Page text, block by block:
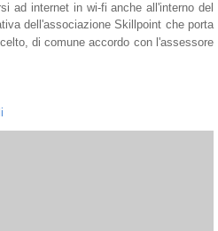
ad internet in wi-fi anche all'interno del
dell'associazione Skillpoint che porta
di comune accordo con l'assessore